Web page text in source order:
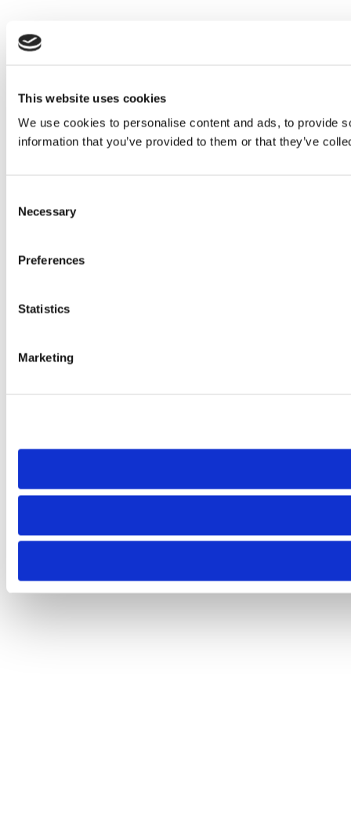
This website uses cookies
We use cookies to personalise content and ads, to provide
information that you’ve provided to them or that they’ve
Selection
Necessary
Preferences
Statistics
Marketing